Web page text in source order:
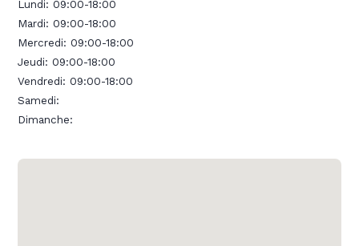
Lundi:09:00-18:00
Mardi:09:00-18:00
Mercredi:09:00-18:00
Jeudi:09:00-18:00
Vendredi:09:00-18:00
Samedi:
Dimanche: